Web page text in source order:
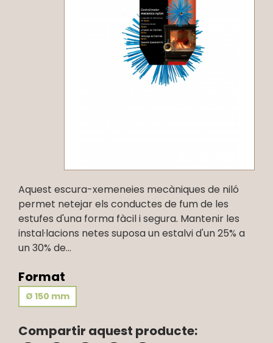
Aquest escura-xemeneies mecàniques de niló
permet netejar els conductes de fum de les
estufes d'una forma fàcil i segura. Mantenir les
instal·lacions netes suposa un estalvi d'un 25% a
un 30% de...
Format
Ø 150 mm
Compartir aquest producte: